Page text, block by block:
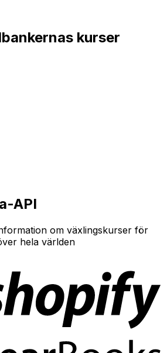
kurser
API
om växlingskurser för
hela världen